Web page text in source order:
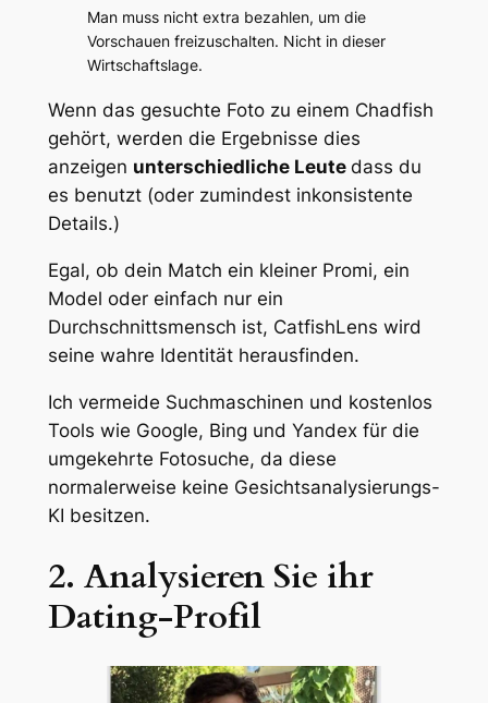
Man muss nicht extra bezahlen, um die
Vorschauen freizuschalten. Nicht in dieser
Wirtschaftslage.
Wenn das gesuchte Foto zu einem Chadfish
gehört, werden die Ergebnisse dies
anzeigen unterschiedliche Leute dass du
es benutzt (oder zumindest inkonsistente
Details.)
Egal, ob dein Match ein kleiner Promi, ein
Model oder einfach nur ein
Durchschnittsmensch ist, CatfishLens wird
seine wahre Identität herausfinden.
Ich vermeide Suchmaschinen und kostenlos
Tools wie Google, Bing und Yandex für die
umgekehrte Fotosuche, da diese
normalerweise keine Gesichtsanalysierungs-
KI besitzen.
2. Analysieren Sie ihr
Dating-Profil